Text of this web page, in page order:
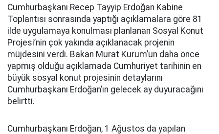
Cumhurbaşkanı Recep Tayyip Erdoğan Kabine
Toplantısı sonrasında yaptığı açıklamalara göre 81
ilde uygulamaya konulması planlanan Sosyal Konut
Projesi’nin çok yakında açıklanacak projenin
müjdesini verdi. Bakan Murat Kurum’un daha önce
yapmış olduğu açıklamada Cumhuriyet tarihinin en
büyük sosyal konut projesinin detaylarını
Cumhurbaşkanı Erdoğan’ın gelecek ay duyuracağını
belirtti.
Cumhurbaşkanı Erdoğan, 1 Ağustos da yapılan